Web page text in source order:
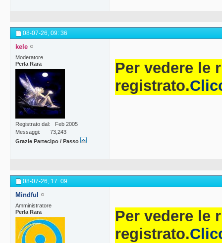
08-07-26, 09: 36
kele
Moderatore
Perla Rara
Registrato dal
Feb 2005
Messaggi
73,243
Grazie Partecipo / Passo
Per vedere le
registrato.
08-07-26, 17: 09
Mindful
Amministratore
Perla Rara
Per vedere le
registrato.